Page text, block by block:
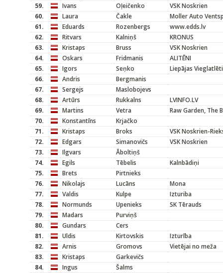
59.
Ivans Oļeičenko
VSK Noskrien
60.
Laura Čakle
Moller Auto
61.
Eduards Rozenbergs
www.edds.lv
62.
Ritvars Kalniņš
KRONUS
63.
Kristaps Bruss
VSK Noskrien
64.
Oskars Fridmanis
ALITĒNI
65.
Igors Seņko
Liepājas
66.
Andris
Bergmanis
67.
Sergejs
Maslobojevs
68.
Artūrs Rukkalns
LVINFO.LV
69.
Martins Vetra
Raw Garden, The
70.
Konstantīns
Krjačko
71.
Kristaps Broks
VSK Noskrien-
72.
Edgars Simanovičs
VSK Noskrien
73.
Ilgvars
Āboltiņš
74.
Egils Tēbelis
Kalnbādiņi
75.
Brets
Pirtnieks
76.
Nikolajs Lucāns
Mona
77.
Valdis Kulpe
Izturiba
78.
Normunds Upenieks
SK Tērauds
79.
Madars
Purviņš
80.
Gundars
Cers
81.
Uldis Kirtovskis
Izturība
82.
Arnis Gromovs
Vietējai no meža
83.
Kristaps
Garkevičs
84.
Ingus
Šalms